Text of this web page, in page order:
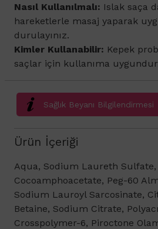
Nasıl Kullanılmalı: Islak saça
hareketlerle masaj yaparak
durulayınız.
Kimler Kullanabilir: Kepek
saçlar için kullanıma
Sağlık Beyanı Bilgilendirmesi
Ürün İçeriği
Aqua, Sodium Laureth
Cocoamphoacetate, Peg-60
Sodium Lauroyl Sarcosinate,
Betaine, Sodium Citrate,
Crosspolymer-6, Piroctone